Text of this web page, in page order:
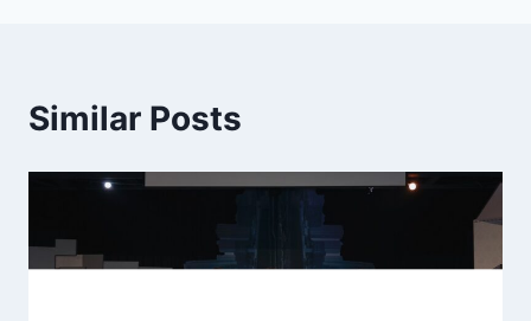
Similar Posts